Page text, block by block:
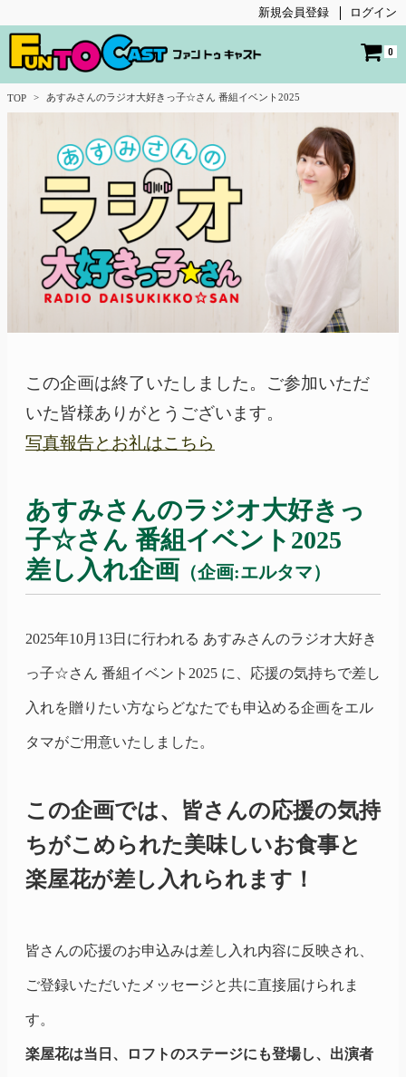
新規会員登録 ログイン
0
TOP あすみさんのラジオ大好きっ子☆さん 番組イベント2025
この企画は終了いたしました。ご参加いただ
いた皆様ありがとうございます。
写真報告とお礼はこちら
あすみさんのラジオ大好きっ
子☆さん 番組イベント 2025
差し入れ企画 （企画:エルタマ）
2025年10月13日に行われる あすみさんのラジオ大好き
っ子☆さん 番組イベント 2025 に、応援の気持ちで差し
入れを贈りたい方ならどなたでも申込める企画をエル
タマがご用意いたしました。
この企画では、皆さんの応援の気持
ちがこめられた美味しいお食事と
楽屋花が差し入れられます！
皆さんの応援のお申込みは差し入れ内容に反映され、
ご登録いただいたメッセージと共に直接届けられま
す。
楽屋花は当日、ロフトのステージにも登場し、出演者